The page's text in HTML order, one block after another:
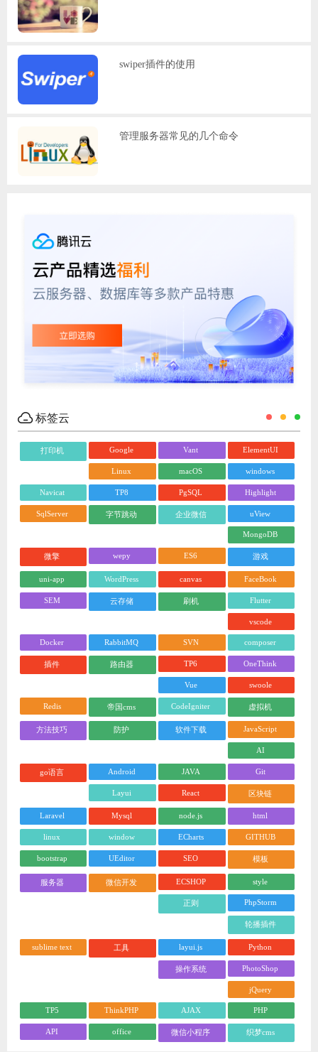
swiper插件的使用
管理服务器常见的几个命令
标签云
打印机 Google Vant ElementUI
Linux macOS windows
Navicat TP8 PgSQL Highlight
SqlServer 字节跳动 企业微信 uView
MongoDB
微擎 wepy ES6 游戏
uni-app WordPress canvas FaceBook
SEM 云存储 刷机 Flutter
vscode
Docker RabbitMQ SVN composer
插件 路由器 TP6 OneThink
Vue swoole
Redis 帝国cms CodeIgniter 虚拟机
方法技巧 防护 软件下载 JavaScript
AI
go语言 Android JAVA Git
Layui React 区块链
Laravel Mysql node.js html
linux window ECharts GITHUB
bootstrap UEditor SEO 模板
服务器 微信开发 ECSHOP style
正则 PhpStorm
轮播插件
sublime text 工具 layui.js Python
操作系统 PhotoShop
jQuery
TP5 ThinkPHP AJAX PHP
API office 微信小程序 织梦cms